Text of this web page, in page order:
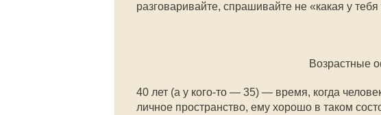
разговаривайте, спрашивайте не «какая у
Возрастные
40 лет (а у кого-то — 35) — время, когда
личное пространство, ему хорошо в таком